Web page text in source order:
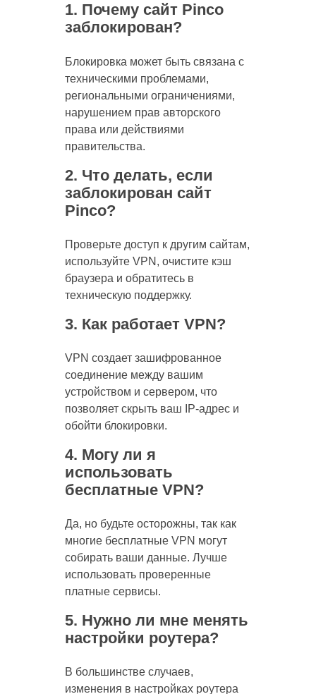
1. Почему сайт Pinco
заблокирован?
Блокировка может быть связана с
техническими проблемами,
региональными ограничениями,
нарушением прав авторского
права или действиями
правительства.
2. Что делать, если
заблокирован сайт
Pinco?
Проверьте доступ к другим сайтам,
используйте VPN, очистите кэш
браузера и обратитесь в
техническую поддержку.
3. Как работает VPN?
VPN создает зашифрованное
соединение между вашим
устройством и сервером, что
позволяет скрыть ваш IP-адрес и
обойти блокировки.
4. Могу ли я
использовать
бесплатные VPN?
Да, но будьте осторожны, так как
многие бесплатные VPN могут
собирать ваши данные. Лучше
использовать проверенные
платные сервисы.
5. Нужно ли мне менять
настройки роутера?
В большинстве случаев,
изменения в настройках роутера